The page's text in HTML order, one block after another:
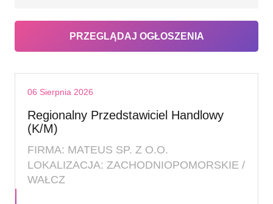
06 Sierpnia 2026
Regionalny Przedstawiciel Handlowy
(K/M)
FIRMA: MATEUS SP. Z O.O.
LOKALIZACJA: ZACHODNIOPOMORSKIE /
WAŁCZ